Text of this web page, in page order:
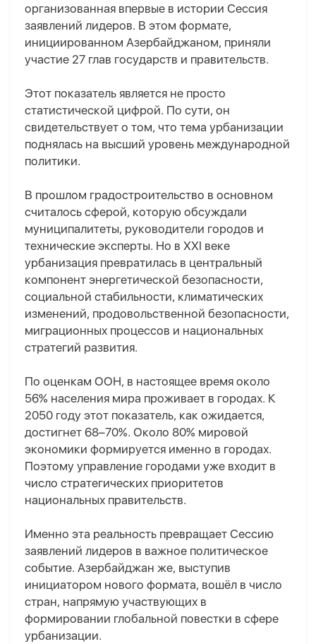
организованная впервые в истории Сессия
заявлений лидеров. В этом формате,
инициированном Азербайджаном, приняли
участие 27 глав государств и правительств.
Этот показатель является не просто
статистической цифрой. По сути, он
свидетельствует о том, что тема урбанизации
поднялась на высший уровень международной
политики.
В прошлом градостроительство в основном
считалось сферой, которую обсуждали
муниципалитеты, руководители городов и
технические эксперты. Но в XXI веке
урбанизация превратилась в центральный
компонент энергетической безопасности,
социальной стабильности, климатических
изменений, продовольственной безопасности,
миграционных процессов и национальных
стратегий развития.
По оценкам ООН, в настоящее время около
56% населения мира проживает в городах. К
2050 году этот показатель, как ожидается,
достигнет 68–70%. Около 80% мировой
экономики формируется именно в городах.
Поэтому управление городами уже входит в
число стратегических приоритетов
национальных правительств.
Именно эта реальность превращает Сессию
заявлений лидеров в важное политическое
событие. Азербайджан же, выступив
инициатором нового формата, вошёл в число
стран, напрямую участвующих в
формировании глобальной повестки в сфере
урбанизации.